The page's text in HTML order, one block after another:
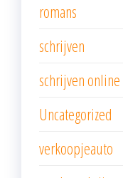
romans
schrijven
schrijven online
Uncategorized
verkoopjeauto